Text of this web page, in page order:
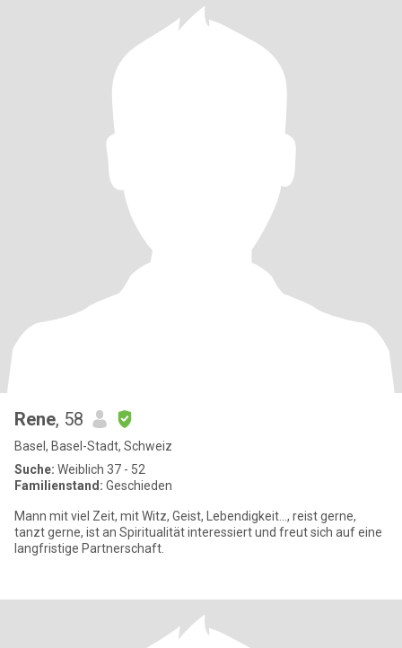
Rene, 58
Basel, Basel-Stadt, Schweiz
Suche: Weiblich 37 - 52
Familienstand: Geschieden
Mann mit viel Zeit, mit Witz, Geist, Lebendigkeit..., reist gerne,
tanzt gerne, ist an Spiritualität interessiert und freut sich auf eine
langfristige Partnerschaft.